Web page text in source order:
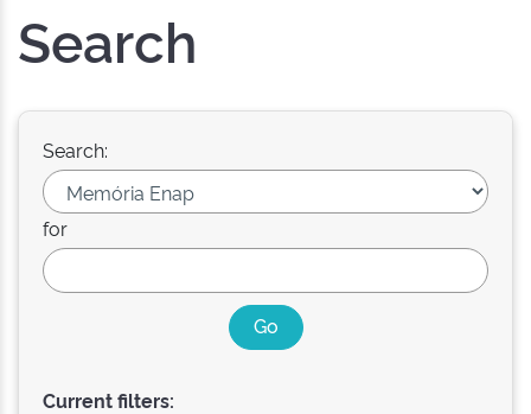
Search
Search:
for
Current filters: